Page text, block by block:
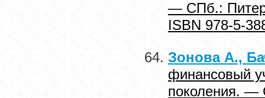
— СПб.:
ISBN 978-5-
Зонова А.,
финансовый
поколения. —